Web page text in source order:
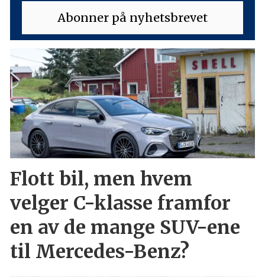
Flott bil, men hvem
velger C-klasse framfor
en av de mange SUV-ene
til Mercedes-Benz?